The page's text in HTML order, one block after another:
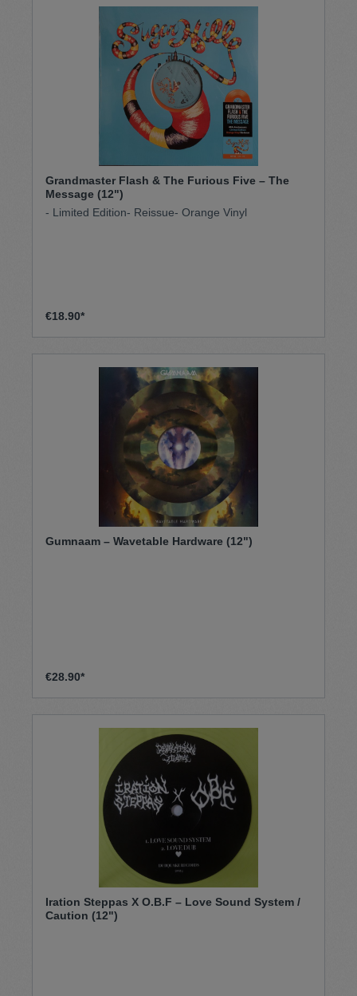
Grandmaster Flash & The Furious Five – The
Message (12")
- Limited Edition- Reissue- Orange Vinyl
€18.90*
Gumnaam – Wavetable Hardware (12")
€28.90*
Iration Steppas X O.B.F – Love Sound System /
Caution (12")